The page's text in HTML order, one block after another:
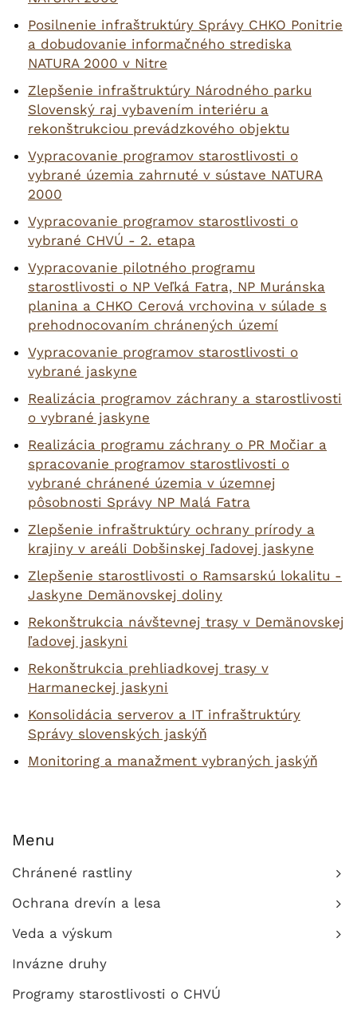
Posilnenie infraštruktúry Správy CHKO Ponitrie
a dobudovanie informačného strediska
NATURA 2000 v Nitre
Zlepšenie infraštruktúry Národného parku
Slovenský raj vybavením interiéru a
rekonštrukciou prevádzkového objektu
Vypracovanie programov starostlivosti o
vybrané územia zahrnuté v sústave NATURA
2000
Vypracovanie programov starostlivosti o
vybrané CHVÚ - 2. etapa
Vypracovanie pilotného programu
starostlivosti o NP Veľká Fatra, NP Muránska
planina a CHKO Cerová vrchovina v súlade s
prehodnocovaním chránených území
Vypracovanie programov starostlivosti o
vybrané jaskyne
Realizácia programov záchrany a starostlivosti
o vybrané jaskyne
Realizácia programu záchrany o PR Močiar a
spracovanie programov starostlivosti o
vybrané chránené územia v územnej
pôsobnosti Správy NP Malá Fatra
Zlepšenie infraštruktúry ochrany prírody a
krajiny v areáli Dobšinskej ľadovej jaskyne
Zlepšenie starostlivosti o Ramsarskú lokalitu -
Jaskyne Demänovskej doliny
Rekonštrukcia návštevnej trasy v Demänovskej
ľadovej jaskyni
Rekonštrukcia prehliadkovej trasy v
Harmaneckej jaskyni
Konsolidácia serverov a IT infraštruktúry
Správy slovenských jaskýň
Monitoring a manažment vybraných jaskýň
Menu
Chránené rastliny
Ochrana drevín a lesa
Veda a výskum
Invázne druhy
Programy starostlivosti o CHVÚ